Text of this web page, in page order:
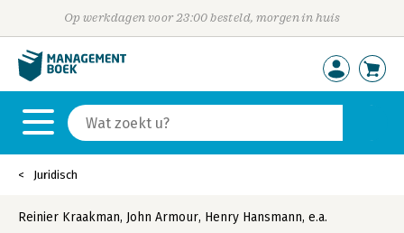
Op werkdagen voor 23:00 besteld, morgen in huis
Juridisch
Reinier Kraakman, John Armour, Henry Hansmann, e.a.